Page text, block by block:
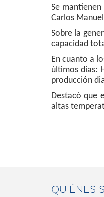
Se
Carlos
Sobre la
capacidad
En cuanto a
últimos días:
producción
Destacó que
altas
QUIÉNES